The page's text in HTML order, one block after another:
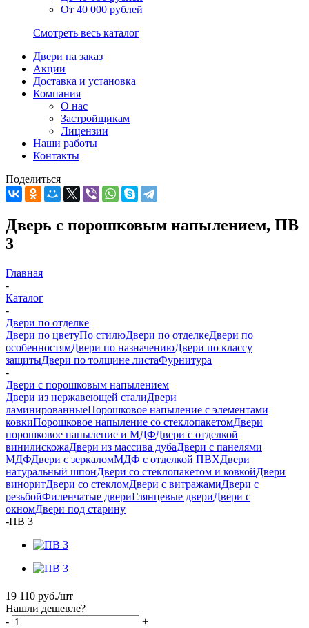
От 40 000 рублей
Смотреть весь каталог
Двери на заказ
Акции
Доставка и установка
Компания
О нас
Застройщикам
Лицензии
Наши работы
Контакты
Поделиться
Дверь с порошковым напылением, ПВ
3
Главная
-
Каталог
-
Двери по отделке
Двери по цветуПо стилюДвери по отделкеДвери по
особенностямДвери по назначениюДвери по классу
защитыДвери по толщине листаФурнитура
-
Двери с порошковым напылением
Двери из нержавеющей сталиДвери
ламинированныеПорошковое напыление с элементами
ковкиПорошковое напыление со стеклопакетомДвери
порошковое напыление и МДФДвери с отделкой
винилискожаДвери из массива дубаДвери с панелями
МДФДвери с зеркаломМДФ с отделкой ПВХДвери
натуральный шпонДвери со стеклопакетом и ковкойДвери
виноритДвери со стекломДвери с витражамиДвери с
резьбойФиленчатые двериГлянцевые двериДвери с
окномДвери под старину
-ПВ 3
19 110 руб./шт
Нашли дешевле?
-
+